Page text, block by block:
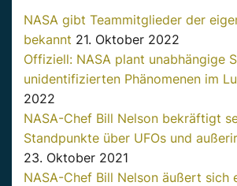
NASA gibt Teammitglieder der
bekannt 21. Oktober 2022
Offiziell: NASA plant unabhängige
unidentifizierten Phänomenen im
2022
NASA-Chef Bill Nelson bekräftigt
Standpunkte über UFOs und
23. Oktober 2021
NASA-Chef Bill Nelson äußert sich